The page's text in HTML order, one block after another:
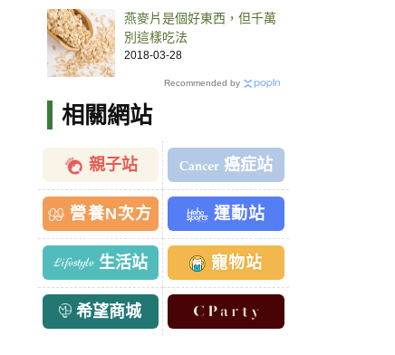
燕麥片是個好東西，但千萬
別這樣吃法
2018-03-28
Recommended by
相關網站
親子站 癌症站
營養N次方 運動站
生活站 寵物站
希望商城